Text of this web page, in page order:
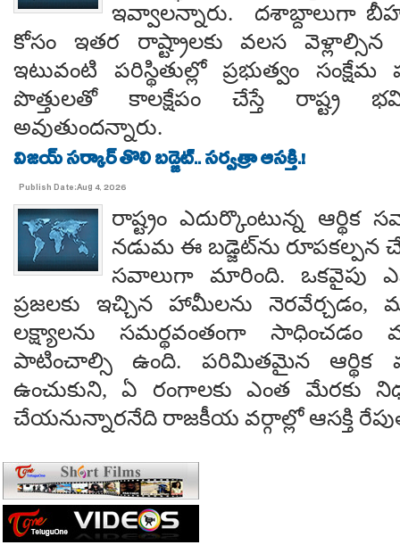
ఇవ్వాలన్నారు. దశాబ్దాలుగా
కోసం ఇతర రాష్ట్రాలకు వలస వెళ్లాల్సిన
ఇటువంటి పరిస్థితుల్లో ప్రభుత్వం
పొత్తులతో కాలక్షేపం చేస్తే రాష్ట్ర
అవుతుందన్నారు.
విజయ్ సర్కార్ తొలి బడ్జెట్.. సర్వత్రా ఆసక్తి.!
Publish Date:Aug 4, 2026
రాష్ట్రం ఎదుర్కొంటున్న ఆర్థిక
నడుమ ఈ బడ్జెట్‌ను రూపకల్పన
సవాలుగా మారింది. ఒకవైపు
ప్రజలకు ఇచ్చిన హామీలను నెరవేర్చడం,
లక్ష్యాలను సమర్థవంతంగా సాధించడం
పాటించాల్సి ఉంది. పరిమితమైన ఆర్థిక
ఉంచుకుని, ఏ రంగాలకు ఎంత మేరకు
చేయనున్నారనేది రాజకీయ వర్గాల్లో ఆసక్తి